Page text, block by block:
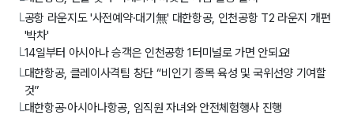
└공항 라운지도 '사전예약·대기無' 대한항공, 인천공항 T2 라운지 개편
'박차'
└14일부터 아시아나 승객은 인천공항 1터미널로 가면 안되요!
└대한항공, 클레이사격팀 창단 “비인기 종목 육성 및 국위선양 기여할
것”
└대한항공·아시아나항공, 임직원 자녀와 안전체험행사 진행